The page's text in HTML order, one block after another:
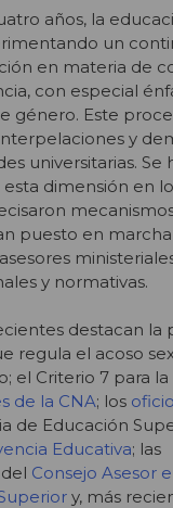
años, la
un
en materia de
con especial
género. Este
y
universitarias. Se
dimensión en
puesto en
y normativas.
destacan la
regula el acoso
el Criterio 7 para la
de la CNA; los
de Educación
Educativa; las
Consejo Asesor
y, más